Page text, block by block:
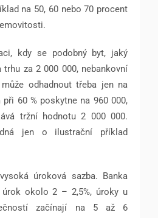
na 50, 60 nebo 70 procent
kdy se podobný byt, jaký
za 2 000 000, nebankovní
odhadnout třeba jen na
při 60 % poskytne na 960 000,
tržní hodnotu 2 000 000.
jen o ilustrační příklad
úroková sazba. Banka
okolo 2 – 2,5%, úroky u
začínají na 5 až 6